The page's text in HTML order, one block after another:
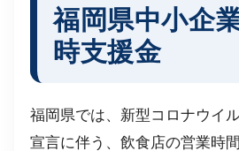
福岡県中小企
時支援金
福岡県では、新型コロナウイ
宣言に伴う、飲食店の営業時